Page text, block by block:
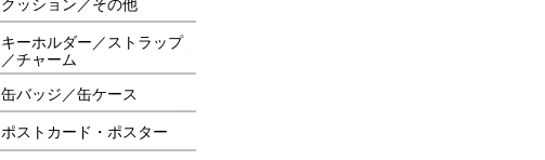
クッション／その他
キーホルダー／ストラップ
／チャーム
缶バッジ／缶ケース
ポストカード・ポスター